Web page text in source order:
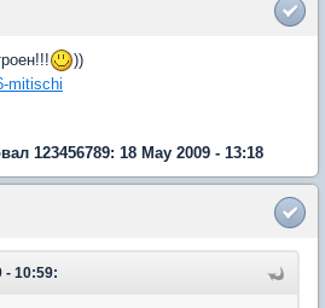
))
mitischi
123456789: 18 May 2009 - 13:18
- 10:59: